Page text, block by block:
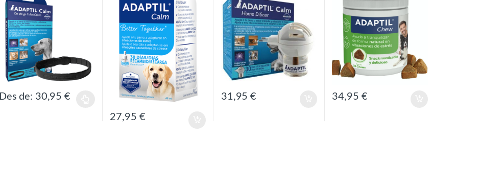
Des de: 30,95€
Aquest producte té diverses variants. Les opcions es poden triar a la pàgina del producte
27,95 €
31,95€ 34,95 €